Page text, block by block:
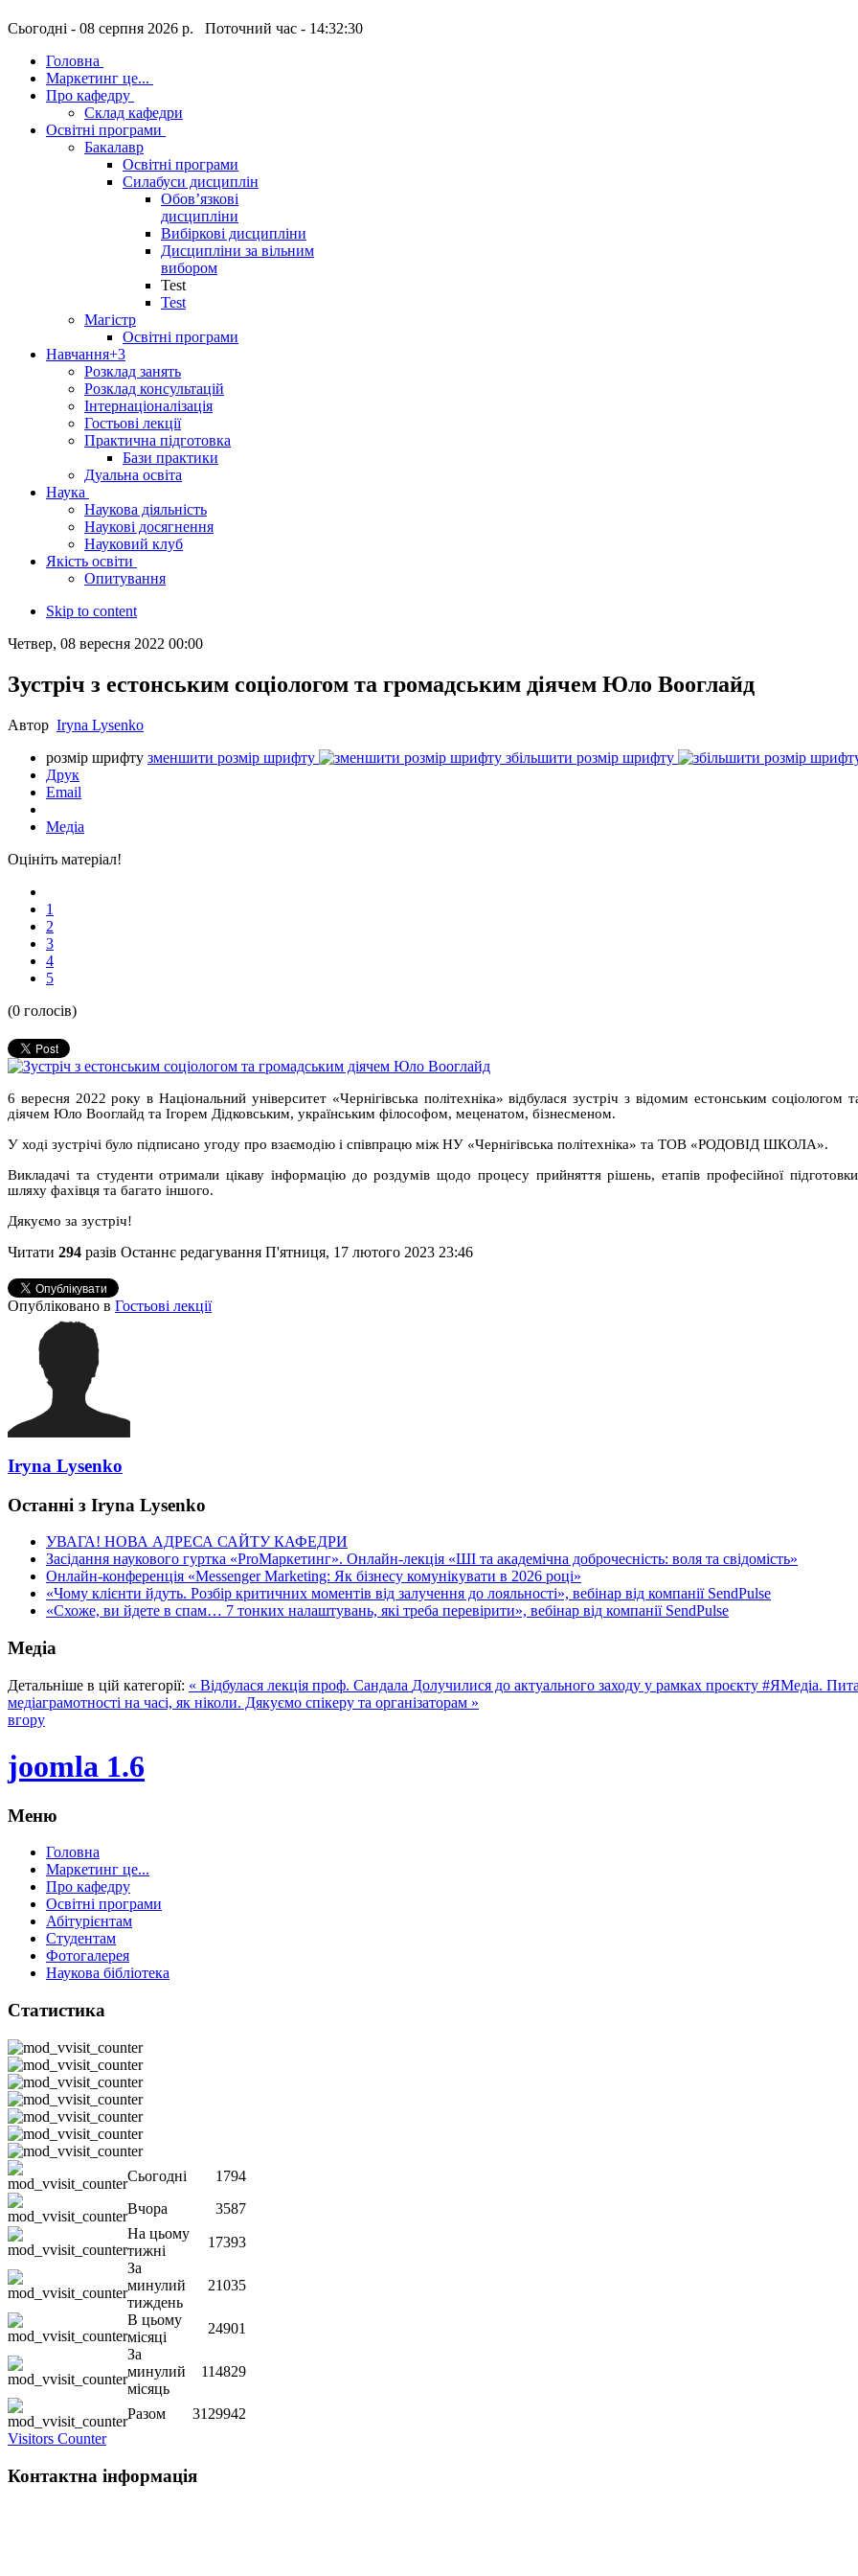
Сьогодні - 08 серпня 2026 р. Поточний час - 14:32:30
Головна
Маркетинг це...
Про кафедру
Склад кафедри
Освітні програми
Бакалавр
Освітні програми
Силабуси дисциплін
Обов’язкові
дисципліни
Вибіркові дисципліни
Дисципліни за вільним
вибором
Test
Test
Магістр
Освітні програми
Навчання+3
Розклад занять
Розклад консультацій
Інтернаціоналізація
Гостьові лекції
Практична підготовка
Бази практики
Дуальна освіта
Наука
Наукова діяльність
Наукові досягнення
Науковий клуб
Якість освіти
Опитування
Skip to content
Четвер, 08 вересня 2022 00:00
Зустріч з естонським соціологом та громадським діячем Юло Вооглайд
Автор Iryna Lysenko
розмір шрифту зменшити розмір шрифту
збільшити розмір шрифту
Друк
Email
Медіа
Оцініть матеріал!
1
2
3
4
5
(0 голосів)
6 вересня 2022 року в Національний університет «Чернігівська політехніка» відбулася зустріч з відомим естонським соціологом
діячем Юло Вооглайд та Ігорем Дідковським, українським філософом, меценатом, бізнесменом.
У ході зустрічі було підписано угоду про взаємодію і співпрацю між НУ «Чернігівська політехніка» та ТОВ «РОДОВІД ШКОЛА».
Викладачі та студенти отримали цікаву інформацію до роздумів щодо процесу прийняття рішень, етапів професійної
шляху фахівця та багато іншого.
Дякуємо за зустріч!
Читати 294 разів Останнє редагування П'ятниця, 17 лютого 2023 23:46
Опубліковано в Гостьові лекції
Iryna Lysenko
Останні з Iryna Lysenko
УВАГА! НОВА АДРЕСА САЙТУ КАФЕДРИ
Засідання наукового гуртка «ProМаркетинг». Онлайн-лекція «ШІ та академічна доброчесність: воля та свідомість»
Онлайн-конференція «Messenger Marketing: Як бізнесу комунікувати в 2026 році»
«Чому клієнти йдуть. Розбір критичних моментів від залучення до лояльності», вебінар від компанії SendPulse
«Схоже, ви йдете в спам… 7 тонких налаштувань, які треба перевірити», вебінар від компанії SendPulse
Медіа
Детальніше в цій категорії: « Відбулася лекція проф. Сандала Долучилися до актуального заходу у рамках проєкту #ЯМедіа.
медіаграмотності на часі, як ніколи. Дякуємо спікеру та організаторам »
вгору
joomla 1.6
Меню
Головна
Маркетинг це...
Про кафедру
Освітні програми
Абітурієнтам
Студентам
Фотогалерея
Наукова бібліотека
Статистика
Сьогодні
1794
Вчора
3587
На цьому
тижні
17393
За
минулий
тиждень
21035
В цьому
місяці
24901
За
минулий
місяць
114829
Разом
3129942
Visitors Counter
Контактна інформація